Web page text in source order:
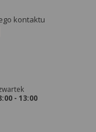
kontaktu
rejestracji
- 13:00